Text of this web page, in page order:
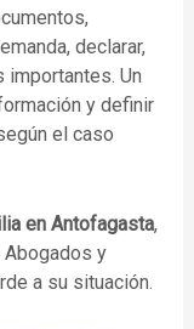
declarar,
importantes. Un
y definir
el caso
en Antofagasta,
Abogados y
a su situación.